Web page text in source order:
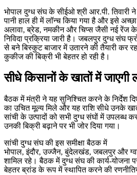
भोपाल दुग्ध संघ के सीईओ श्री आर.पी. तिवारी ने
पानी हाल ही में लॉन्च किया गया है और इसे
अलावा, ब्रेड, नमकीन और चिप्स जैसी नई रेंज के
निविदा प्रक्रिया जारी है। जबलपुर दुग्ध संघ
से बने बिस्कुट बाजार में उतारने की तैयारी कर
कुकीज की बिक्री भी बेहतर हो रही है।
सीधे किसानों के खातों में जाएगी
बैठक में मंत्री ने यह सुनिश्चित करने के निर्देश
का उचित मूल्य मिले और यह राशि सीधे उनके
सांची के उत्पादों को सभी दुग्ध संघों में उपलब्ध
उनकी बिक्री बढ़ाने पर भी जोर दिया गया।
सांची दुग्ध संघ की इस समीक्षा बैठक में
भोपाल, इंदौर, उज्जैन, बुंदेलखंड, जबलपुर और
शामिल रहे। बैठक में दुग्ध संघ की कार्य-योजना
बेहतर ब्रांड के रूप में स्थापित करने की